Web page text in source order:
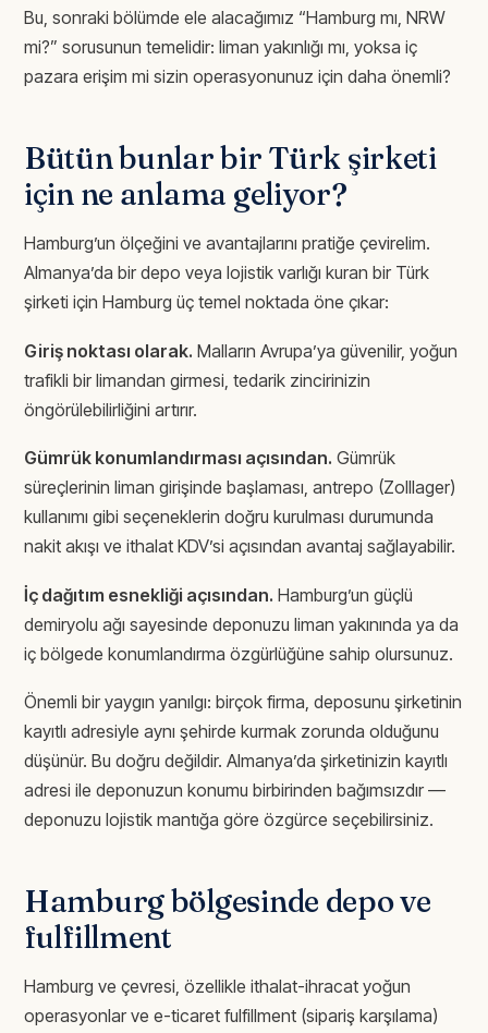
Bu, sonraki bölümde ele alacağımız “Hamburg mı, NRW
mi?” sorusunun temelidir: liman yakınlığı mı, yoksa iç
pazara erişim mi sizin operasyonunuz için daha önemli?
Bütün bunlar bir Türk şirketi
için ne anlama geliyor?
Hamburg’un ölçeğini ve avantajlarını pratiğe çevirelim.
Almanya’da bir depo veya lojistik varlığı kuran bir Türk
şirketi için Hamburg üç temel noktada öne çıkar:
Giriş noktası olarak. Malların Avrupa’ya güvenilir, yoğun
trafikli bir limandan girmesi, tedarik zincirinizin
öngörülebilirliğini artırır.
Gümrük konumlandırması açısından. Gümrük
süreçlerinin liman girişinde başlaması, antrepo (Zolllager)
kullanımı gibi seçeneklerin doğru kurulması durumunda
nakit akışı ve ithalat KDV’si açısından avantaj sağlayabilir.
İç dağıtım esnekliği açısından. Hamburg’un güçlü
demiryolu ağı sayesinde deponuzu liman yakınında ya da
iç bölgede konumlandırma özgürlüğüne sahip olursunuz.
Önemli bir yaygın yanılgı: birçok firma, deposunu şirketinin
kayıtlı adresiyle aynı şehirde kurmak zorunda olduğunu
düşünür. Bu doğru değildir. Almanya’da şirketinizin kayıtlı
adresi ile deponuzun konumu birbirinden bağımsızdır —
deponuzu lojistik mantığa göre özgürce seçebilirsiniz.
Hamburg bölgesinde depo ve
fulfillment
Hamburg ve çevresi, özellikle ithalat-ihracat yoğun
operasyonlar ve e-ticaret fulfillment (sipariş karşılama)